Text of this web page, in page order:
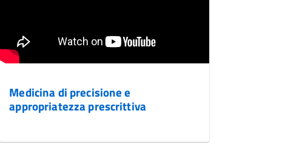
Medicina di precisione e
appropriatezza prescrittiva